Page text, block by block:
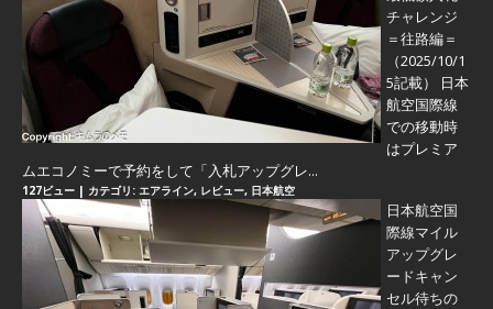
チャレンジ
＝往路編＝
（2025/10/1
5記載） 日本
航空国際線
での移動時
はプレミア
ムエコノミーで予約をして「入札アップグレ...
127ビュー | カテゴリ: エアライン, レビュー, 日本航空
日本航空国
際線マイル
アップグレ
ードキャン
セル待ちの